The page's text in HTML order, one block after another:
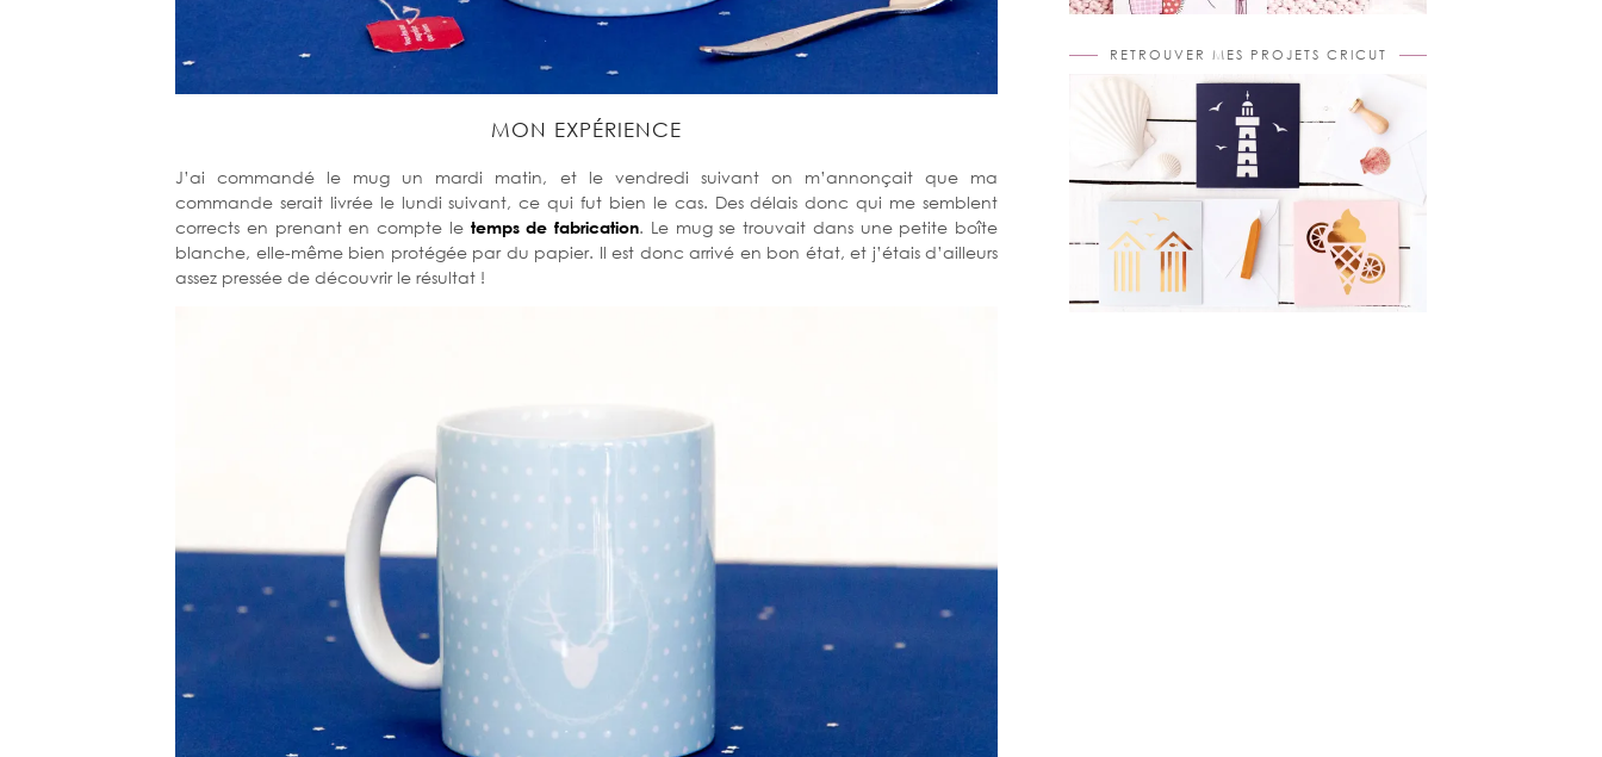
MON EXPÉRIENCE
J’ai commandé le mug un mardi matin, et le vendredi suivant on m’annonçait que ma
commande serait livrée le lundi suivant, ce qui fut bien le cas. Des délais donc qui me semblent
corrects en prenant en compte le temps de fabrication. Le mug se trouvait dans une petite boîte
blanche, elle-même bien protégée par du papier. Il est donc arrivé en bon état, et j’étais d’ailleurs
assez pressée de découvrir le résultat !
RETROUVER MES PROJETS CRICUT